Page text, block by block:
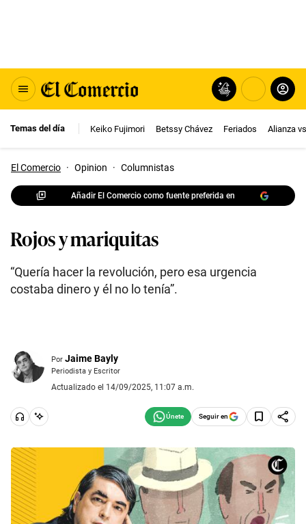
Temas del día Keiko Fujimori Betssy Chávez Feriados Alianza
El Comercio · Opinion · Columnistas
Añadir El Comercio como fuente preferida en
Rojos y mariquitas
“Quería hacer la revolución, pero esa urgencia
costaba dinero y él no lo tenía”.
Por Jaime Bayly
Periodista y Escritor
Actualizado el 14/09/2025, 11:07 a.m.
Seguir en